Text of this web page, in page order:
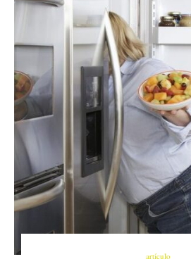
artículo